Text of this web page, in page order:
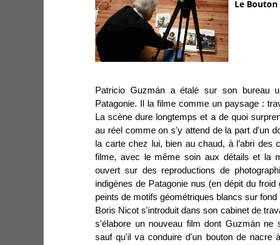
Le
Patricio Guzmán a étalé sur son bureau
Patagonie. Il la filme comme un paysage :
La scène dure longtemps et a de quoi
au réel comme on s'y attend de la part d'un
la carte chez lui, bien au chaud, à l’abri des
filme, avec le même soin aux détails et la
ouvert sur des reproductions de
indigènes de Patagonie nus (en dépit du
peints de motifs géométriques blancs sur fond
Boris Nicot s'introduit dans son cabinet de
s'élabore un nouveau film dont Guzmán ne
sauf qu'il va conduire d'un bouton de nacre